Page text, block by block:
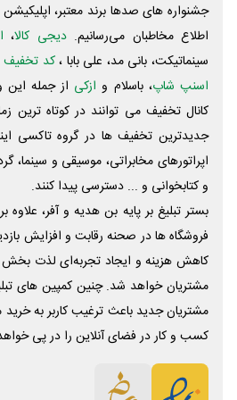
جشنواره های صدها برند معتبر،
اطلاع مخاطبان می‌رسانیم. دیجی کالا،
سینماتیکت، بانی مد، علی‌ بابا ،کد تخفیف
اسنپ شاپ، باسلام و ازکی از جمله
کانال تخفیف می توانند در کوتاه ترین
جدیدترین تخفیف ها در گروه تاکسی
اپراتورهای مخابراتی، موسیقی و
و کتابخوانی و ... دسترسی پیدا کنند.
بستر تبلیغ بر پایه بن هدیه و آفر،
فروشگاه ها در صحنه رقابت و افزایش
کاهش هزینه و ایجاد تجربه‌ای لذت بخش
مشتریان خواهد شد. چنین کمپین های
مشتریان جدید باعث ترغیب کاربر به
کسب و کار در فضای آنلاین را در پی